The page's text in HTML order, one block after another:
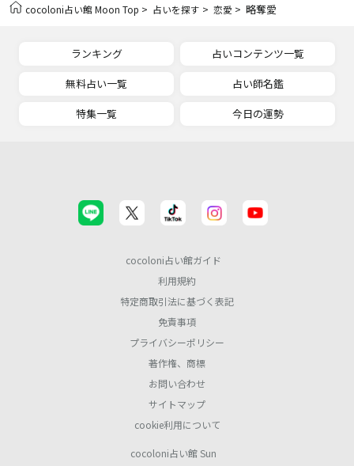
cocoloni占い館 Moon Top > 占いを探す > 恋愛 > 略奪愛
ランキング
占いコンテンツ一覧
無料占い一覧
占い師名鑑
特集一覧
今日の運勢
cocoloni占い館ガイド
利用規約
特定商取引法に基づく表記
免責事項
プライバシーポリシー
著作権、商標
お問い合わせ
サイトマップ
cookie利用について
cocoloni占い館 Sun